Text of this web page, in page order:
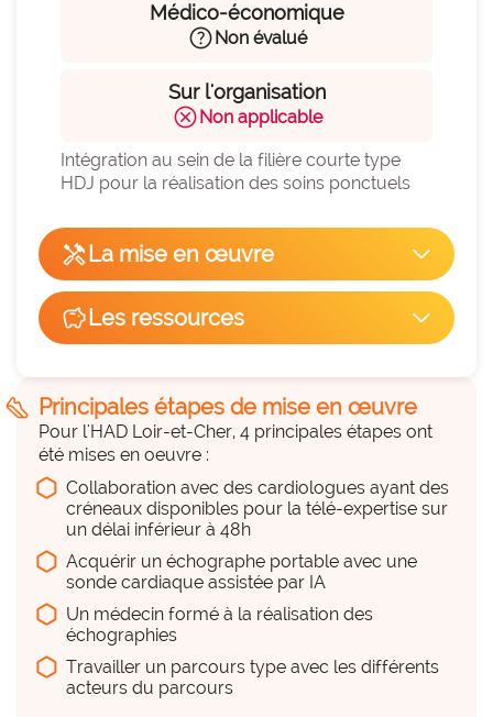
steps Principales étapes de mise en œuvre
Pour l'HAD Loir-et-Cher, 4 principales étapes ont
été mises en oeuvre :
Collaboration avec des cardiologues ayant des
créneaux disponibles pour la télé-expertise sur
un délai inférieur à 48h
Acquérir un échographe portable avec une
sonde cardiaque assistée par IA
Un médecin formé à la réalisation des
échographies
Travailler un parcours type avec les différents
acteurs du parcours
Médico-économique
helpNon évalué
Sur l'organisation
cancelNon applicable
Intégration au sein de la filière courte type
HDJ pour la réalisation des soins ponctuels
handymanLa mise en œuvre arrow_forward_ios
hexagon_r0
5
Remplace une pratique existante
Il complète l'offre de soin actuelle
savingsLes ressources arrow_forward_ios
hexagon_r0
Beaucoup
Travail et formalisation des parcours avec
tous les acteurs
Du personnel (équipe, projet,
déploiement...)
a considérer